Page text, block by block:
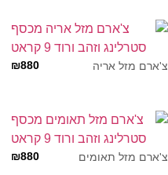
צ'ארם מזל אריה ₪880
צ'ארם מזל תאומים ₪880